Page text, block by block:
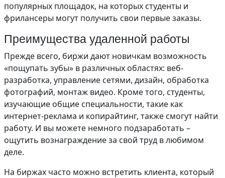
популярных площадок, на которых студенты и
фрилансеры могут получить свои первые заказы.
Преимущества удаленной работы
Прежде всего, биржи дают новичкам возможность
«пощупать зубы» в различных областях: веб-
разработка, управление сетями, дизайн, обработка
фотографий, монтаж видео. Кроме того, студенты,
изучающие общие специальности, такие как
интернет-реклама и копирайтинг, также смогут найти
работу. И вы можете немного подзаработать –
ощутить вознаграждение за свой труд в любимом
деле.
На биржах часто можно встретить клиента, который